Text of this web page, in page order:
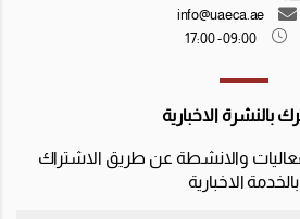
info@uaeca.ae
09:00 - 17:00
بالنشرة الاخبارية
والانشطة عن طريق الاشتراك
بالخدمة الاخبارية